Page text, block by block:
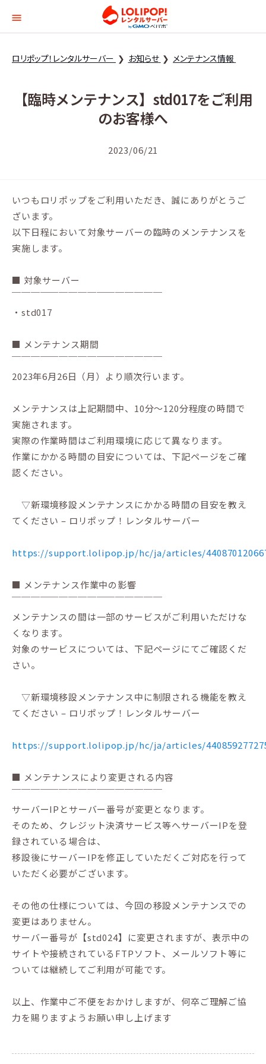
ロリポップ！レンタル
ロリポップ！レンタルサーバー お知らせ メンテナンス情報
【臨時メンテナンス】std017をご利用
のお客様へ
2023/06/21
いつもロリポップをご利用いただき、誠にありがとうご
ざいます。
以下日程において対象サーバーの臨時のメンテナンスを
実施します。
■ 対象サーバー
￣￣￣￣￣￣￣￣￣￣￣￣￣￣￣￣
・std017
■ メンテナンス期間
￣￣￣￣￣￣￣￣￣￣￣￣￣￣￣￣
2023年6月26日（月）より順次行います。
メンテナンスは上記期間中、10分～120分程度の時間で
実施されます。
実際の作業時間はご利用環境に応じて異なります。
作業にかかる時間の目安については、下記ページをご確
認ください。
▽新環境移設メンテナンスにかかる時間の目安を教え
てください – ロリポップ！レンタルサーバー
https://support.lolipop.jp/hc/ja/articles/
■ メンテナンス作業中の影響
￣￣￣￣￣￣￣￣￣￣￣￣￣￣￣￣
メンテナンスの間は一部のサービスがご利用いただけな
くなります。
対象のサービスについては、下記ページにてご確認くだ
さい。
▽新環境移設メンテナンス中に制限される機能を教え
てください – ロリポップ！レンタルサーバー
https://support.lolipop.jp/hc/ja/articles/
■ メンテナンスにより変更される内容
￣￣￣￣￣￣￣￣￣￣￣￣￣￣￣￣
サーバーIPとサーバー番号が変更となります。
そのため、クレジット決済サービス等へサーバーIPを登
録されている場合は、
移設後にサーバーIPを修正していただくご対応を行って
いただく必要がございます。
その他の仕様については、今回の移設メンテナンスでの
変更はありません。
サーバー番号が【std024】に変更されますが、表示中の
サイトや接続されているFTPソフト、メールソフト等に
ついては継続してご利用が可能です。
以上、作業中ご不便をおかけしますが、何卒ご理解ご協
力を賜りますようお願い申し上げます